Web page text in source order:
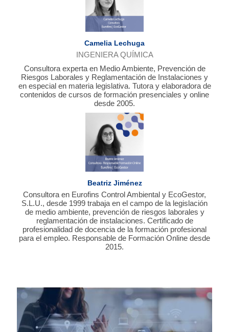
Camelia Lechuga
INGENIERA QUÍMICA
Consultora experta en Medio Ambiente, Prevención de
Riesgos Laborales y Reglamentación de Instalaciones y
en especial en materia legislativa. Tutora y elaboradora de
contenidos de cursos de formación presenciales y online
desde 2005.
Beatriz Jiménez
Consultora en Eurofins Control Ambiental y EcoGestor,
S.L.U., desde 1999 trabaja en el campo de la legislación
de medio ambiente, prevención de riesgos laborales y
reglamentación de instalaciones. Certificado de
profesionalidad de docencia de la formación profesional
para el empleo. Responsable de Formación Online desde
2015.